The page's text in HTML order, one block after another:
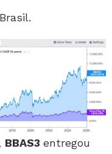
BBAS3 entregou